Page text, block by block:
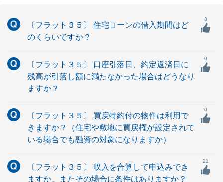
〔フラット３５〕 住宅ローンの借入期間はど
のくらいですか？
3
〔フラット３５〕 口座引落日、約定返済日に
残高が引落し額に満たなかった場合はどうなり
ますか？
0
〔フラット３５〕 買戻特約付の物件は利用で
きますか？（住宅や敷地に買戻権が設定されて
いる場合でも融資の対象になりますか）
0
〔フラット３５〕 収入を合算して申込みでき
ますか。またその場合に条件はありますか？
21